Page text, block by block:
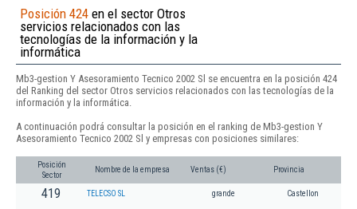
Posición 424 en el sector Otros
servicios relacionados con las
tecnologías de la información y la
informática
Mb3-gestion Y Asesoramiento Tecnico 2002 Sl se encuentra en la posición 424
del Ranking del sector Otros servicios relacionados con las tecnologías de la
información y la informática.
A continuación podrá consultar la posición en el ranking de Mb3-gestion Y
Asesoramiento Tecnico 2002 Sl y empresas con posiciones similares:
Posición
Sector
Nombre de la empresa Ventas (€) Provincia
419 TELECSO SL grande Castellon